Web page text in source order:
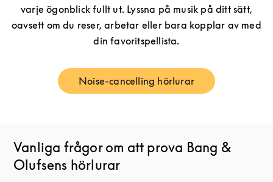
varje ögonblick fullt ut. Lyssna på musik på ditt sätt,
oavsett om du reser, arbetar eller bara kopplar av med
din favoritspellista.
Noise-cancelling hörlurar
Link Opens in New Tab
Vanliga frågor om att prova Bang &
Olufsens hörlurar